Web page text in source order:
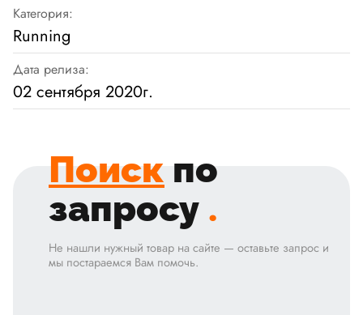
Категория:
Running
Дата релиза:
02 сентября 2020г.
Поиск по
запросу .
Не нашли нужный товар на сайте — оставьте запрос и
мы постараемся Вам помочь.